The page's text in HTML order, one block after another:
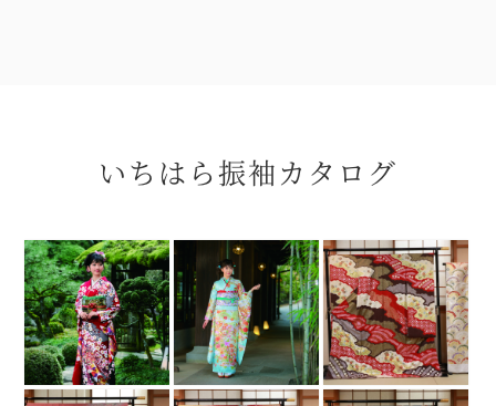
いちはら振袖カタログ